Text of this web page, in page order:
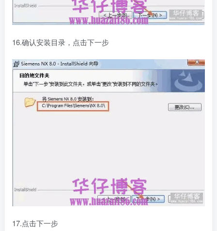
16.确认安装目录，点击下一步
17.点击下一步